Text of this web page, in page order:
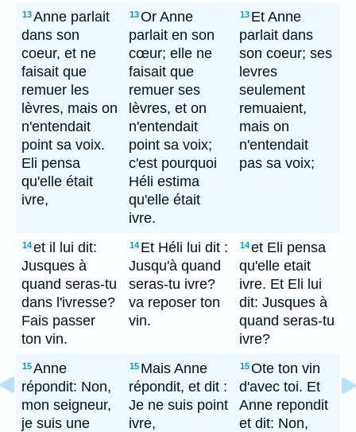
13Anne parlait
dans son
coeur, et ne
faisait que
remuer les
lèvres, mais on
n'entendait
point sa voix.
Eli pensa
qu'elle était
ivre,
13Or Anne
parlait en son
cœur; elle ne
faisait que
remuer ses
lèvres, et on
n'entendait
point sa voix;
c'est pourquoi
Héli estima
qu'elle était
ivre.
13 Et Anne
parlait dans
son coeur; ses
levres
seulement
remuaient,
mais on
n'entendait
pas sa voix;
14et il lui dit:
Jusques à
quand seras-tu
dans l'ivresse?
Fais passer
ton vin.
14 Et Héli lui dit :
Jusqu'à quand
seras-tu ivre?
va reposer ton
vin.
14et Eli pensa
qu'elle etait
ivre. Et Eli lui
dit: Jusques à
quand seras-tu
ivre?
15Anne
répondit: Non,
mon seigneur,
je suis une
15 Mais Anne
répondit, et dit :
Je ne suis point
ivre,
15Ote ton vin
d'avec toi. Et
Anne repondit
et dit: Non,